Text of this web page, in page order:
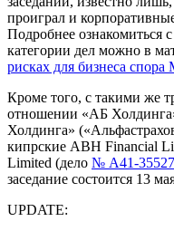
проиграл и
Подробнее ознакомиться
категории дел можно в
рисках для бизнеса
Кроме того, с такими же
отношении «АБ
Холдинга»
кипрские ABH Financial
Limited (дело № А41-
заседание состоится 13
UPDATE: